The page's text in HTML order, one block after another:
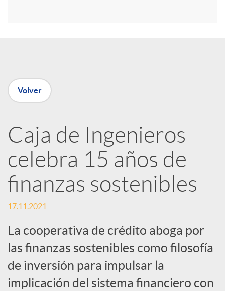
n
e
d
e
s
S
Volver
Caja de Ingenieros
celebra 15 años de
finanzas sostenibles
17.11.2021
La cooperativa de crédito aboga por
las finanzas sostenibles como filosofía
de inversión para impulsar la
implicación del sistema financiero con